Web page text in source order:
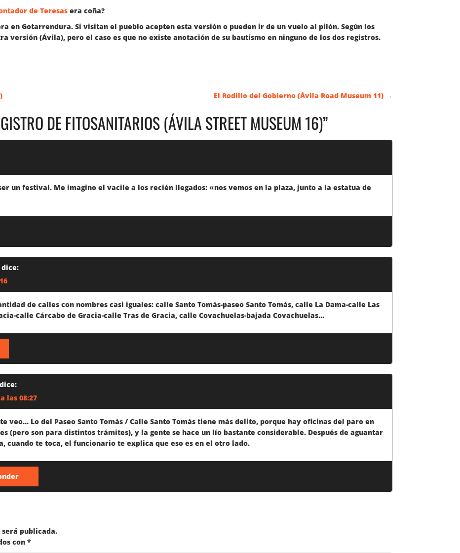
de Teresas era coña?
en Gotarrendura. Si visitan el pueblo acepten esta versión o pueden ir de un vuelo al pilón. Según los
versión (Ávila), pero el caso es que no existe anotación de su bautismo en ninguno de los dos registros.
El Rodillo del Gobierno (Ávila Road Museum 11) →
DE FITOSANITARIOS (ÁVILA STREET MUSEUM 16)”
un festival. Me imagino el vacile a los recién llegados: «nos vemos en la plaza, junto a la estatua de
dice:
de calles con nombres casi iguales: calle Santo Tomás-paseo Santo Tomás, calle La Dama-calle Las
calle Cárcabo de Gracia-calle Tras de Gracia, calle Covachuelas-bajada Covachuelas…
dice:
las 08:27
veo… Lo del Paseo Santo Tomás / Calle Santo Tomás tiene más delito, porque hay oficinas del paro en
(pero son para distintos trámites), y la gente se hace un lío bastante considerable. Después de aguantar
cuando te toca, el funcionario te explica que eso es en el otro lado.
publicada.
con *